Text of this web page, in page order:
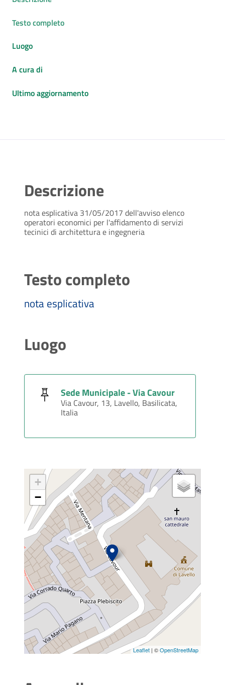
Testo completo
Luogo
A cura di
Ultimo aggiornamento
Descrizione
nota esplicativa 31/05/2017 dell'avviso elenco
operatori economici per l'affidamento di servizi
tecinici di architettura e ingegneria
Testo completo
nota esplicativa
Luogo
Sede Municipale - Via Cavour
Via Cavour, 13, Lavello, Basilicata,
Italia
+
−
Leaflet | ©OpenStreetMap